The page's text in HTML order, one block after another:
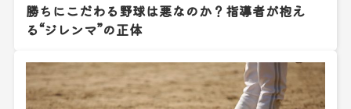
勝ちにこだわる野球は悪なのか？指導者が抱え
る“ジレンマ”の正体